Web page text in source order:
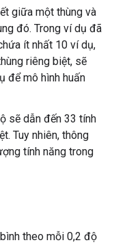
giữa một thùng và
đó. Trong ví dụ đã
ít nhất 10 ví dụ,
riêng biệt, sẽ
để mô hình huấn
sẽ dẫn đến 33 tính
Tuy nhiên, thông
tính năng trong
theo mỗi 0,2 độ